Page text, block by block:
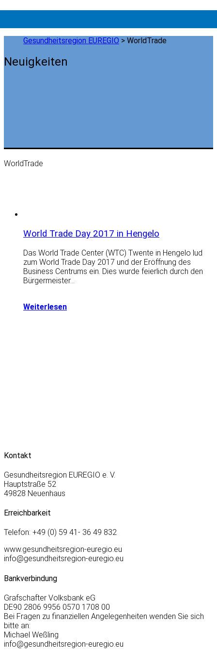
Gesundheitsregion EUREGIO > WorldTrade
Neuigkeiten
WorldTrade
World Trade Day 2017 in Hengelo
Das World Trade Center (WTC) Twente in Hengelo lud
zum World Trade Day 2017 und der Eröffnung des
Business Centrums ein. Dies wurde feierlich durch den
Bürgermeister…
Weiterlesen
Kontakt
Gesundheitsregion EUREGIO e. V.
Hauptstraße 52
49828 Neuenhaus
Erreichbarkeit
Telefon: +49 (0) 59 41- 36 49 832
www.gesundheitsregion-euregio.eu
info@gesundheitsregion-euregio.eu
Bankverbindung
Grafschafter Volksbank eG
DE90 2806 9956 0570 1708 00
Bei Fragen zu finanziellen Angelegenheiten wenden Sie sich
bitte an:
Michael Weßling
info@gesundheitsregion-euregio.eu